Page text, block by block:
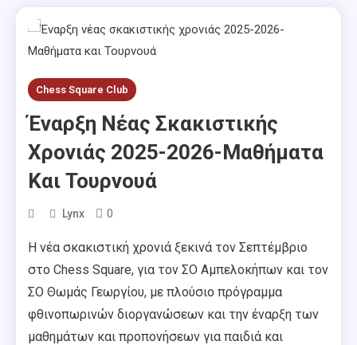
Chess Square Club
Έναρξη Νέας Σκακιστικής
Χρονιάς 2025-2026-Μαθήματα
Και Τουρνουά
Lynx 0
Η νέα σκακιστική χρονιά ξεκινά τον Σεπτέμβριο
στο Chess Square, για τον ΣΟ Αμπελοκήπων και τον
ΣΟ Θωμάς Γεωργίου, με πλούσιο πρόγραμμα
φθινοπωρινών διοργανώσεων και την έναρξη των
μαθημάτων και προπονήσεων για παιδιά και